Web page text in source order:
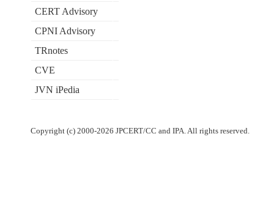
CERT Advisory
CPNI Advisory
TRnotes
CVE
JVN iPedia
Copyright (c) 2000-2026 JPCERT/CC and IPA. All rights reserved.